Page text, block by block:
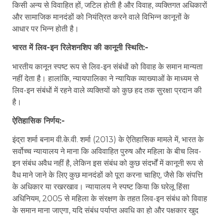
किसी अन्य से विवाहित हों, जटिल होती है और विवाह, व्यक्तिगत अधिकारों
और सामाजिक मानदंडों को नियंत्रित करने वाले विभिन्न कानूनों के
आधार पर भिन्न होती है।
भारत में लिव-इन रिलेशनशिप की कानूनी स्थिति:-
भारतीय कानून स्पष्ट रूप से लिव-इन संबंधों को विवाह के समान मान्यता
नहीं देता है। हालांकि, न्यायपालिका ने न्यायिक व्याख्याओं के माध्यम से
लिव-इन संबंधों में रहने वाले व्यक्तियों को कुछ हद तक सुरक्षा प्रदान की
है।
ऐतिहासिक निर्णय:-
इंद्रा शर्मा बनाम वी.के.वी. शर्मा (2013) के ऐतिहासिक मामले में, भारत के
सर्वोच्च न्यायालय ने माना कि अविवाहित पुरुष और महिला के बीच लिव-
इन संबंध अवैध नहीं है, लेकिन इस संबंध को कुछ संदर्भों में कानूनी रूप से
वैध माने जाने के लिए कुछ मानदंडों को पूरा करना चाहिए, जैसे कि संपत्ति
के अधिकार या रखरखाव। न्यायालय ने स्पष्ट किया कि घरेलू हिंसा
अधिनियम, 2005 से महिला के संरक्षण के तहत लिव-इन संबंध को विवाह
के समान माना जाएगा, यदि संबंध पर्याप्त अवधि का हो और पक्षकार खुद